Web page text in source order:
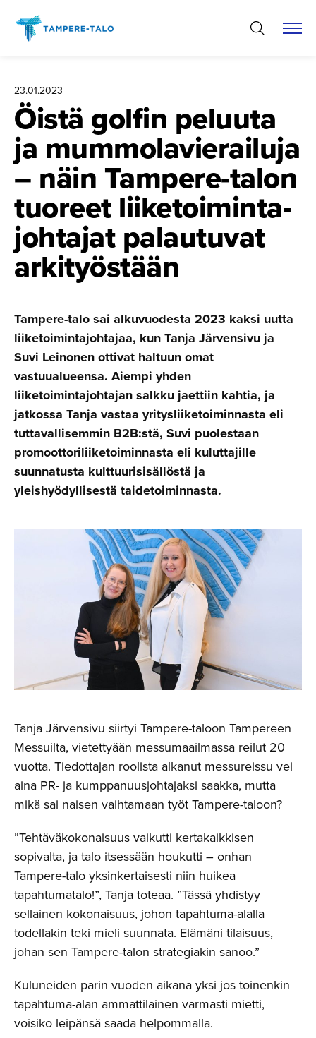
sisältöön
23.01.2023
Öistä golfin peluuta
ja mummolavie­railuja
– näin Tampere-talon
tuoreet liiketoi­min­ta­
joh­tajat palautuvat
arkityöstään
Tampere-talo sai alkuvuodesta 2023 kaksi uutta
liiketoimintajohtajaa, kun Tanja Järvensivu ja
Suvi Leinonen ottivat haltuun omat
vastuualueensa. Aiempi yhden
liiketoimintajohtajan salkku jaettiin kahtia, ja
jatkossa Tanja vastaa yritysliiketoiminnasta eli
tuttavallisemmin B2B:stä, Suvi puolestaan
promoottoriliiketoiminnasta eli kuluttajille
suunnatusta kulttuurisisällöstä ja
yleishyödyllisestä taidetoiminnasta.
Tanja Järvensivu siirtyi Tampere-taloon Tampereen
Messuilta, vietettyään messumaailmassa reilut 20
vuotta. Tiedottajan roolista alkanut messureissu vei
aina PR- ja kumppanuusjohtajaksi saakka, mutta
mikä sai naisen vaihtamaan työt Tampere-taloon?
”Tehtäväkokonaisuus vaikutti kertakaikkisen
sopivalta, ja talo itsessään houkutti – onhan
Tampere-talo yksinkertaisesti niin huikea
tapahtumatalo!”, Tanja toteaa. ”Tässä yhdistyy
sellainen kokonaisuus, johon tapahtuma-alalla
todellakin teki mieli suunnata. Elämäni tilaisuus,
johan sen Tampere-talon strategiakin sanoo.”
Kuluneiden parin vuoden aikana yksi jos toinenkin
tapahtuma-alan ammattilainen varmasti mietti,
voisiko leipänsä saada helpommalla.